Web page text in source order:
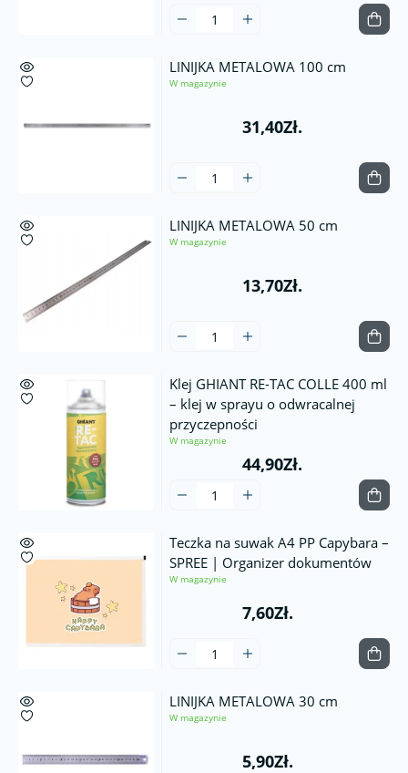
LINIJKA METALOWA 100 cm
W magazynie
31,40Zł.
LINIJKA METALOWA 50 cm
W magazynie
13,70Zł.
Klej GHIANT RE-TAC COLLE 400 ml
– klej w sprayu o odwracalnej
przyczepności
W magazynie
44,90Zł.
Teczka na suwak A4 PP Capybara –
SPREE | Organizer dokumentów
W magazynie
7,60Zł.
LINIJKA METALOWA 30 cm
W magazynie
5,90Zł.